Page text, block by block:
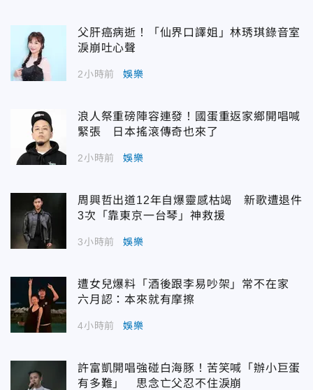
父肝癌病逝！「仙界口譯姐」林琇琪錄音室
淚崩吐心聲
2小時前 娛樂
浪人祭重磅陣容連發！國蛋重返家鄉開唱喊
緊張 日本搖滾傳奇也來了
2小時前 娛樂
周興哲出道12年自爆靈感枯竭 新歌遭退件
3次「靠東京一台琴」神救援
3小時前 娛樂
遭女兒爆料「酒後跟李易吵架」常不在家
六月認：本來就有摩擦
4小時前 娛樂
許富凱開唱強碰白海豚！苦笑喊「辦小巨蛋
有多難」 思念亡父忍不住淚崩